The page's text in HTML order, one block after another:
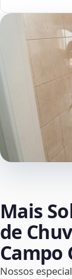
Mais
de
Campo
Nossos